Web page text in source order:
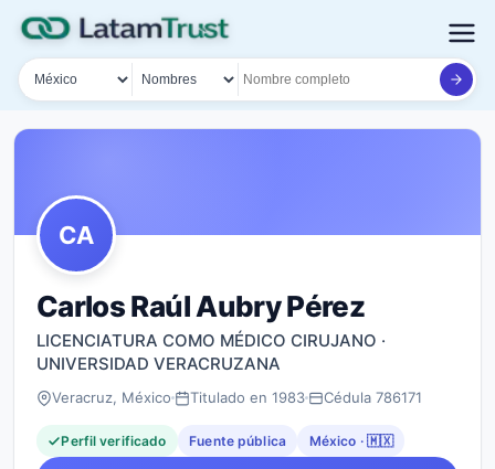
País
Tipo de búsqueda
Nombre o documento
CA
Carlos Raúl Aubry Pérez
LICENCIATURA COMO MÉDICO CIRUJANO ·
UNIVERSIDAD VERACRUZANA
Veracruz, México Titulado en 1983 Cédula 786171
Perfil verificado Fuente pública México · 🇲🇽